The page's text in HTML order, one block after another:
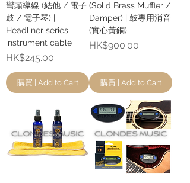
彎頭導線 (結他 / 電子
鼓 / 電子琴) |
Headliner series
instrument cable
價格
HK$245.00
購買 | Add to Cart
(Solid Brass Muffler /
Damper) | 鼓專用消音
(實心黃銅)
價格
HK$900.00
購買 | Add to Cart